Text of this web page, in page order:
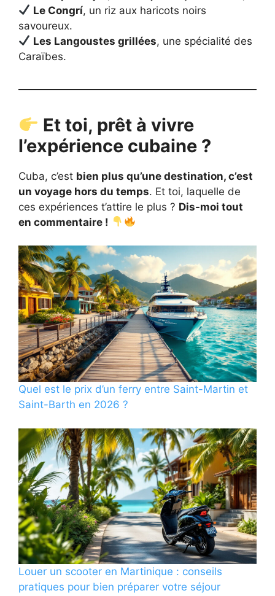
Le Congrí, un riz aux haricots noirs
savoureux.
Les Langoustes grillées, une spécialité des
Caraïbes.
Et toi, prêt à vivre
l’expérience cubaine ?
Cuba, c’est bien plus qu’une destination, c’est
un voyage hors du temps. Et toi, laquelle de
ces expériences t’attire le plus ? Dis-moi tout
en commentaire !
Quel est le prix d’un ferry entre Saint-Martin et
Saint-Barth en 2026 ?
Louer un scooter en Martinique : conseils
pratiques pour bien préparer votre séjour